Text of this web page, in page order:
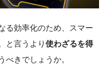
る効率化のため、スマー
と言うより 使わざるを得
べきでしょうか。